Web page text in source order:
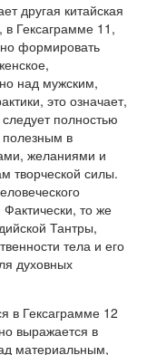
другая китайская
Гексаграмме 11,
формировать
над мужским,
это означает,
полностью
полезным в
желаниями и
творческой силы.
то же
Тантры,
тела и его
духовных
в Гексаграмме 12
выражается в
материальным,